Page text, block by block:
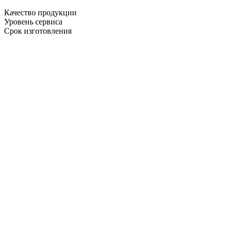
Качество продукции
Уровень сервиса
Срок изготовления